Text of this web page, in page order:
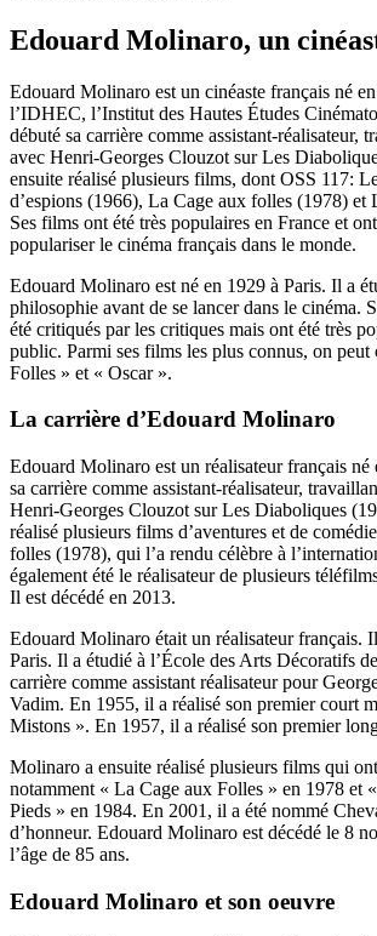
Edouard Molinaro, un
Edouard Molinaro est un cinéaste français né
l’IDHEC, l’Institut des Hautes Études
débuté sa carrière comme assistant-réalisateur,
avec Henri-Georges Clouzot sur Les
ensuite réalisé plusieurs films, dont OSS 117:
d’espions (1966), La Cage aux folles (1978) et
Ses films ont été très populaires en France et
populariser le cinéma français dans le monde.
Edouard Molinaro est né en 1929 à Paris. Il a
philosophie avant de se lancer dans le cinéma.
été critiqués par les critiques mais ont été très
public. Parmi ses films les plus connus, on
Folles » et « Oscar ».
La carrière d’Edouard Molinaro
Edouard Molinaro est un réalisateur français né
sa carrière comme assistant-réalisateur,
Henri-Georges Clouzot sur Les Diaboliques
réalisé plusieurs films d’aventures et de
folles (1978), qui l’a rendu célèbre à
également été le réalisateur de plusieurs
Il est décédé en 2013.
Edouard Molinaro était un réalisateur français.
Paris. Il a étudié à l’École des Arts Décoratifs
carrière comme assistant réalisateur pour
Vadim. En 1955, il a réalisé son premier court
Mistons ». En 1957, il a réalisé son premier
Molinaro a ensuite réalisé plusieurs films qui
notamment « La Cage aux Folles » en 1978 et
Pieds » en 1984. En 2001, il a été nommé
d’honneur. Edouard Molinaro est décédé le 8
l’âge de 85 ans.
Edouard Molinaro et son oeuvre